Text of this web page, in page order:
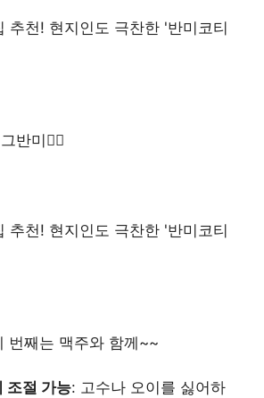
반미👍🏻
번째는 맥주와 함께~~
조절 가능: 고수나 오이를 싫어하